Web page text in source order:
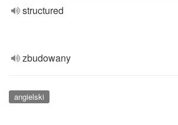
structured
zbudowany
angielski